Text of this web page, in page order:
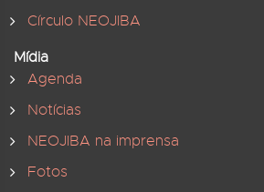
Círculo NEOJIBA
Mídia
Agenda
Notícias
NEOJIBA na imprensa
Fotos